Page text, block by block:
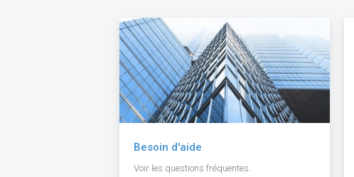
Besoin d'aide
Voir les questions fréquentes.